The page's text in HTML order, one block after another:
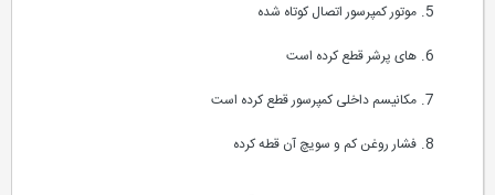
موتور کمپرسور اتصال کوتاه شده
های پرشر قطع کرده است
مکانیسم داخلی کمپرسور قطع کرده است
فشار روغن کم و سویچ آن قطه کرده